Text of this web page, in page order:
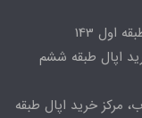
اپال طبقه ششم
مرکز خرید اپال طبقه